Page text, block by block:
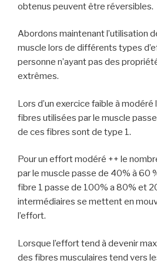
obtenus peuvent être réversibles.
Abordons maintenant l’utilisation
muscle lors de différents types
personne n’ayant pas des
extrêmes.
Lors d’un exercice faible à
fibres utilisées par le muscle
de ces fibres sont de type 1.
Pour un effort modéré ++ le
par le muscle passe de 40% à 60
fibre 1 passe de 100% a 80% et
intermédiaires se mettent en
l’effort.
Lorsque l’effort tend à devenir
des fibres musculaires tend vers